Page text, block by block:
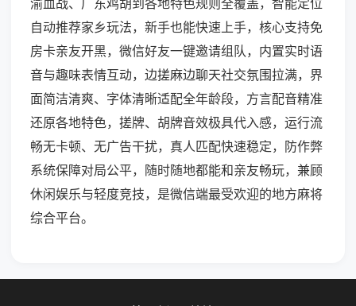
渝血战、广东鸡胡到各地特色规则全覆盖，智能定位
自动推荐家乡玩法，新手也能快速上手，核心支持免
房卡亲友开黑，微信好友一键邀请组队，内置实时语
音与趣味表情互动，边搓麻边聊天社交氛围拉满，界
面简洁清爽、字体清晰适配全年龄段，方言配音精准
还原各地特色，搓牌、胡牌音效极具代入感，运行流
畅无卡顿、无广告干扰，真人匹配快速稳定，防作弊
系统保障对局公平，随时随地都能和亲友畅玩，兼顾
休闲娱乐与轻度竞技，是微信端最受欢迎的地方麻将
综合平台。